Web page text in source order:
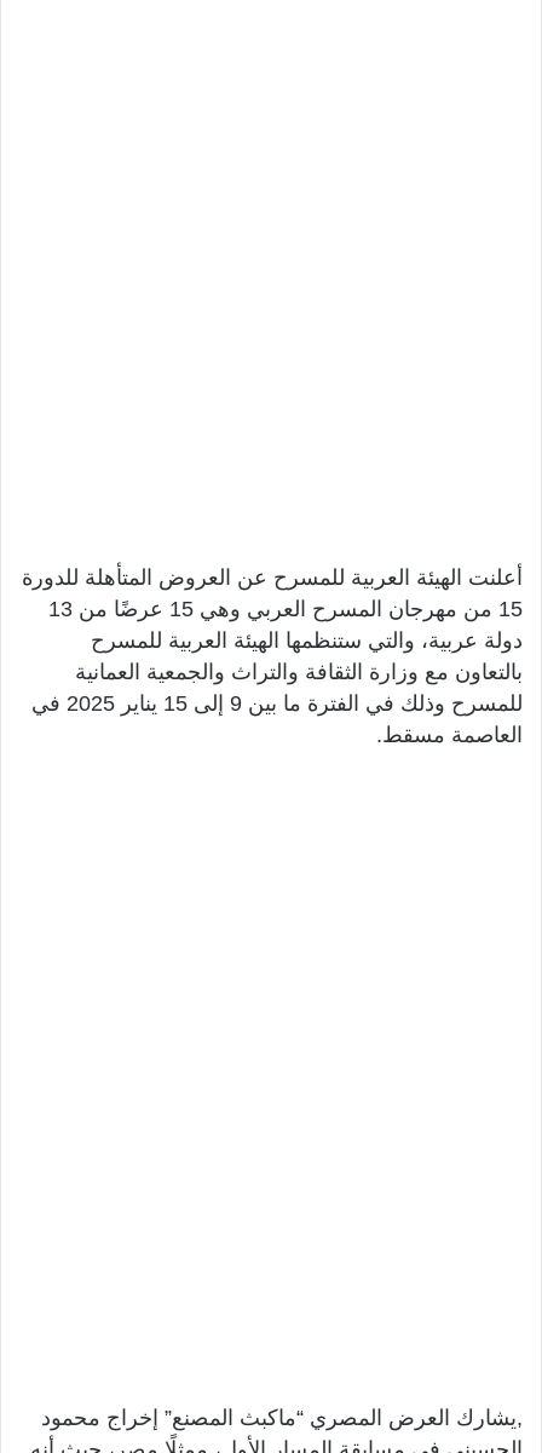
أعلنت الهيئة العربية للمسرح عن العروض المتأهلة للدورة
15 من مهرجان المسرح العربي وهي 15 عرضًا من 13
دولة عربية، والتي ستنظمها الهيئة العربية للمسرح
بالتعاون مع وزارة الثقافة والتراث والجمعية العمانية
للمسرح وذلك في الفترة ما بين 9 إلى 15 يناير 2025 في
العاصمة مسقط.
,يشارك العرض المصري “ماكبث المصنع” إخراج محمود